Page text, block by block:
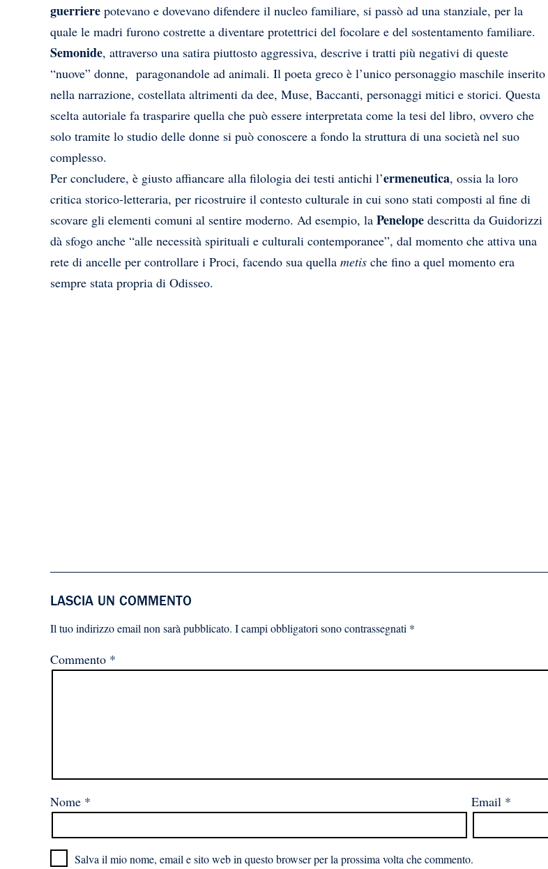
guerriere potevano e dovevano difendere il nucleo familiare, si passò ad una stanziale, per la
quale le madri furono costrette a diventare protettrici del focolare e del sostentamento familiare.
Semonide, attraverso una satira piuttosto aggressiva, descrive i tratti più negativi di queste
“nuove” donne, paragonandole ad animali. Il poeta greco è l’unico personaggio maschile inserito
nella narrazione, costellata altrimenti da dee, Muse, Baccanti, personaggi mitici e storici. Questa
scelta autoriale fa trasparire quella che può essere interpretata come la tesi del libro, ovvero che
solo tramite lo studio delle donne si può conoscere a fondo la struttura di una società nel suo
complesso.
Per concludere, è giusto affiancare alla filologia dei testi antichi l’ermeneutica, ossia la loro
critica storico-letteraria, per ricostruire il contesto culturale in cui sono stati composti al fine di
scovare gli elementi comuni al sentire moderno. Ad esempio, la Penelope descritta da Guidorizzi
dà sfogo anche “alle necessità spirituali e culturali contemporanee”, dal momento che attiva una
rete di ancelle per controllare i Proci, facendo sua quella metis che fino a quel momento era
sempre stata propria di Odisseo.
LASCIA UN COMMENTO
Il tuo indirizzo email non sarà pubblicato. I campi obbligatori sono contrassegnati *
Commento *
Nome * Email *
Salva il mio nome, email e sito web in questo browser per la prossima volta che commento.